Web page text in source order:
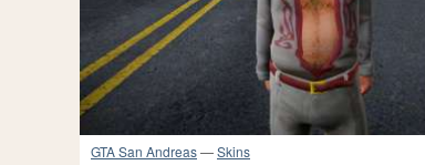
GTA San Andreas—Skins